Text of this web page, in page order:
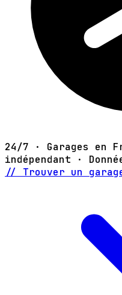
24/7 · Garages en
indépendant ·
// Trouver un